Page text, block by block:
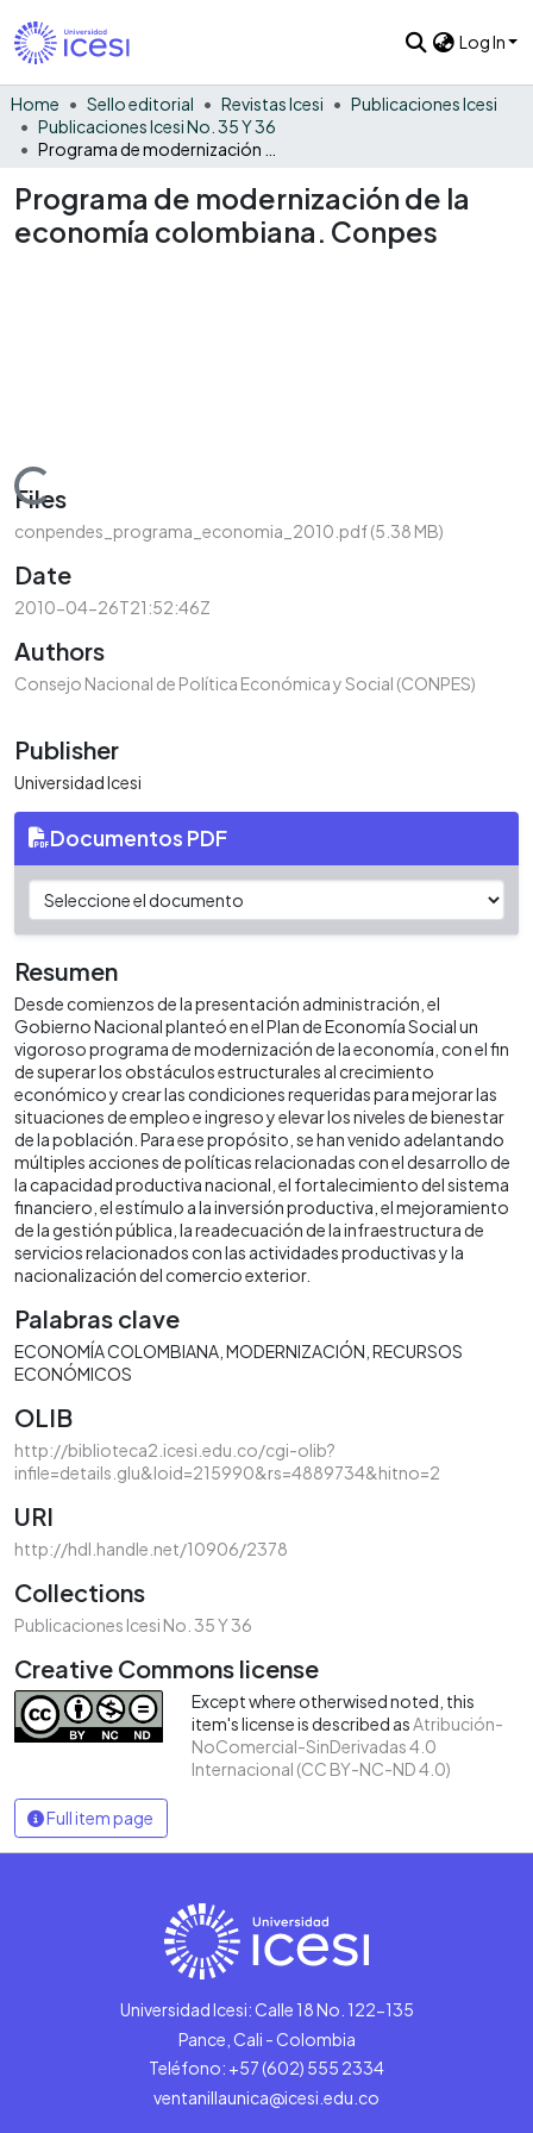
Log In
Home Sello editorial Revistas Icesi
Publicaciones Icesi
Publicaciones Icesi No. 35 Y 36
Programa de modernización de la
economía colombiana. Conpes
Loading...
Files
conpendes_programa_economia_2010.pdf(5.38 MB)
Date
2010-04-26T21:52:46Z
Authors
Consejo Nacional de Política Económica y Social (CONPES)
Publisher
Universidad Icesi
Documentos PDF
Resumen
Desde comienzos de la presentación administración, el
Gobierno Nacional planteó en el Plan de Economía Social un
vigoroso programa de modernización de la economía, con el fin
de superar los obstáculos estructurales al crecimiento
económico y crear las condiciones requeridas para mejorar las
situaciones de empleo e ingreso y elevar los niveles de bienestar
de la población. Para ese propósito, se han venido adelantando
múltiples acciones de políticas relacionadas con el desarrollo de
la capacidad productiva nacional, el fortalecimiento del sistema
financiero, el estímulo a la inversión productiva, el mejoramiento
de la gestión pública, la readecuación de la infraestructura de
servicios relacionados con las actividades productivas y la
nacionalización del comercio exterior.
Palabras clave
ECONOMÍA COLOMBIANA MODERNIZACIÓN RECURSOS
ECONÓMICOS
OLIB
http://biblioteca2.icesi.edu.co/cgi-olib?
infile=details.glu&loid=215990&rs=4889734&hitno=2
URI
http://hdl.handle.net/10906/2378
Collections
Publicaciones Icesi No. 35 Y 36
Creative Commons license
Except where otherwised noted, this
item's license is described asAtribución-
NoComercial-SinDerivadas 4.0
Internacional (CC BY-NC-ND 4.0)
Full item page
Universidad Icesi: Calle 18 No. 122-135
Pance, Cali - Colombia
Teléfono: +57 (602) 555 2334
ventanillaunica@icesi.edu.co